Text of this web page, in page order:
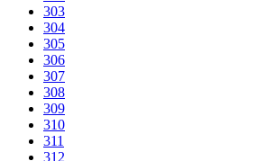
303
304
305
306
307
308
309
310
311
312